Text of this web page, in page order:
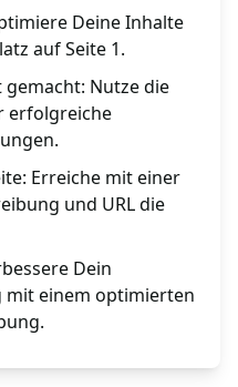
Deine Inhalte
auf Seite 1.
Nutze die
erfolgreiche
Erreiche mit einer
und URL die
Dein
mit einem optimierten